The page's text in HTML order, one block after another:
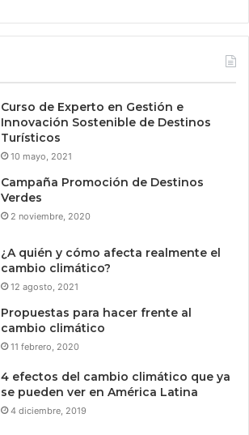
Curso de Experto en Gestión e
Innovación Sostenible de Destinos
Turísticos
10 mayo, 2021
Campaña Promoción de Destinos
Verdes
2 noviembre, 2020
¿A quién y cómo afecta realmente el
cambio climático?
12 agosto, 2021
Propuestas para hacer frente al
cambio climático
11 febrero, 2020
4 efectos del cambio climático que ya
se pueden ver en América Latina
4 diciembre, 2019